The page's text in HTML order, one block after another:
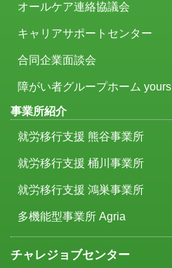
オールケア連絡協議会
キャリアサポートセンター
合同企業面談会
障がい者グループホーム yours
事業所紹介
就労移行支援 熊谷事業所
就労移行支援 桶川事業所
就労移行支援 鴻巣事業所
多機能型事業所 Agria
チャレジョブセンター